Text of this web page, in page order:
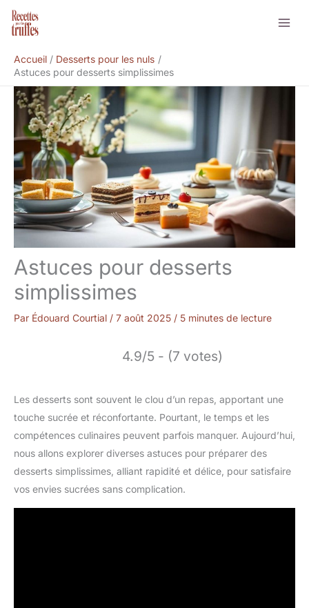
Aller
Accueil
Desserts pour les nuls
Astuces pour desserts simplissimes
Astuces pour desserts
simplissimes
Par Édouard Courtial / 7 août 2025 / 5 minutes de lecture
4.9/5 - (7 votes)
Les desserts sont souvent le clou d’un repas, apportant une
touche sucrée et réconfortante. Pourtant, le temps et les
compétences culinaires peuvent parfois manquer. Aujourd’hui,
nous allons explorer diverses astuces pour préparer des
desserts simplissimes, alliant rapidité et délice, pour satisfaire
vos envies sucrées sans complication.
Rechercher